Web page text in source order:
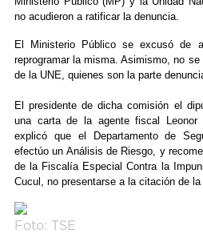
no acudieron a ratificar la denuncia.
El Ministerio Público se excusó de
reprogramar la misma. Asimismo, no
de la UNE, quienes son la parte
El presidente de dicha comisión el
una carta de la agente fiscal Leonor
explicó que el Departamento de
efectúo un Análisis de Riesgo, y
de la Fiscalía Especial Contra la
Cucul, no presentarse a la citación de
Foto: TSE